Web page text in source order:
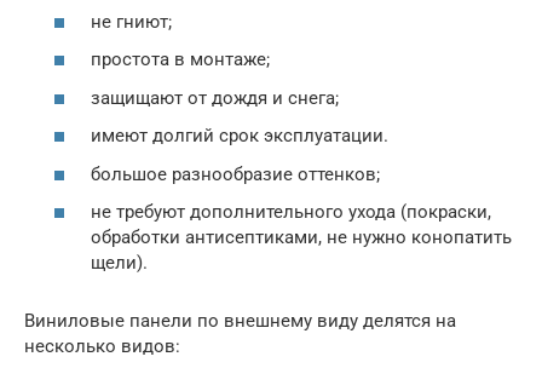
не гниют;
простота в монтаже;
защищают от дождя и снега;
имеют долгий срок эксплуатации.
большое разнообразие оттенков;
не требуют дополнительного ухода (покраски,
обработки антисептиками, не нужно конопатить
щели).
Виниловые панели по внешнему виду делятся на
несколько видов: